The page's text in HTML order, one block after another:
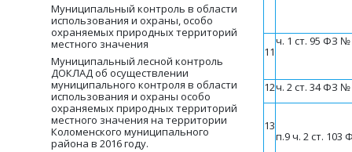
Муниципальный контроль в области
использования и охраны, особо
охраняемых природных территорий
местного значения
Муниципальный лесной контроль
ДОКЛАД об осуществлении
муниципального контроля в области
использования и охраны особо
охраняемых природных территорий
местного значения на территории
Коломенского муниципального
района в 2016 году.
11
ч. 1 ст. 95 ФЗ
12ч. 2 ст. 34 ФЗ №
13
п.9 ч. 2 ст.